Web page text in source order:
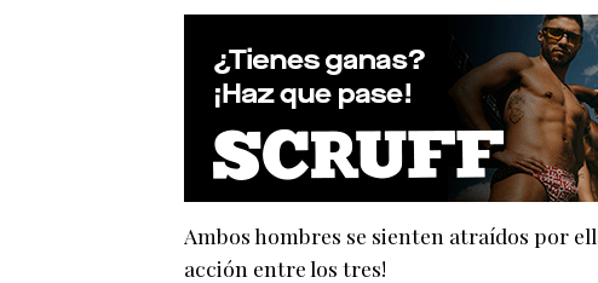
Ambos hombres se sienten atraídos por
acción entre los tres!